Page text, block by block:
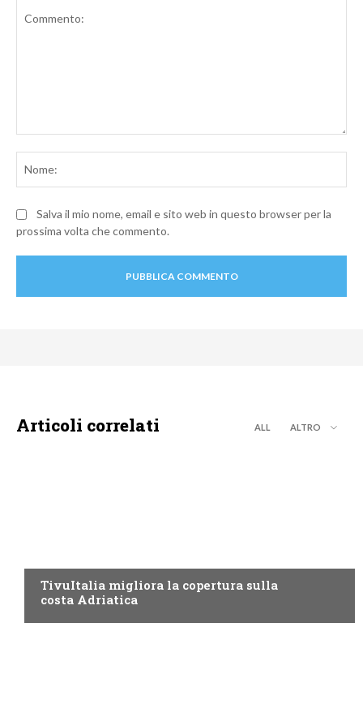
Salva il mio nome, email e sito web in questo browser per la
prossima volta che commento.
Articoli correlati ALL ALTRO
TivuItalia migliora la copertura sulla
costa Adriatica